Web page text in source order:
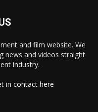
and film website. We
news and videos straight
industry.
in contact here